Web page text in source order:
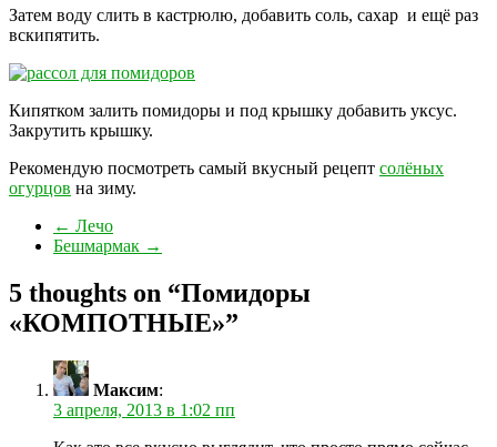
Затем воду слить в кастрюлю, добавить соль, сахар и ещё раз
вскипятить.
Кипятком залить помидоры и под крышку добавить уксус.
Закрутить крышку.
Рекомендую посмотреть самый вкусный рецепт солёных
огурцов на зиму.
← Лечо
Бешмармак →
5 thoughts on “Помидоры
«КОМПОТНЫЕ»”
Максим:
3 апреля, 2013 в 1:02 пп